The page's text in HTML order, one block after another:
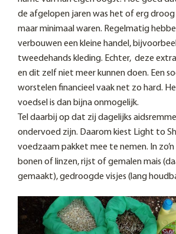
de afgelopen jaren was het of erg
maar minimaal waren. Regelmatig
verbouwen een kleine handel,
tweedehands kleding. Echter, deze
en dit zelf niet meer kunnen doen. Een
worstelen financieel vaak net zo hard.
voedsel is dan bijna onmogelijk.
Tel daarbij op dat zij dagelijks
ondervoed zijn. Daarom kiest Light to
voedzaam pakket mee te nemen. In
bonen of linzen, rijst of gemalen mais
gemaakt), gedroogde visjes (lang